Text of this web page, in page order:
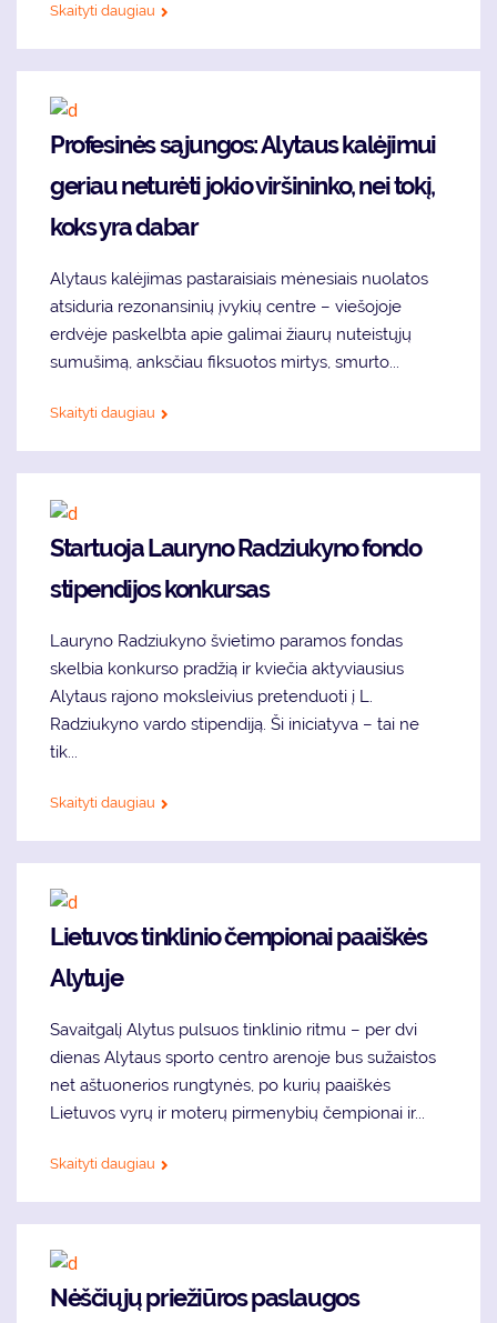
Skaityti daugiau
Profesinės sąjungos: Alytaus kalėjimui
geriau neturėti jokio viršininko, nei tokį,
koks yra dabar
Alytaus kalėjimas pastaraisiais mėnesiais nuolatos
atsiduria rezonansinių įvykių centre – viešojoje
erdvėje paskelbta apie galimai žiaurų nuteistųjų
sumušimą, anksčiau fiksuotos mirtys, smurto...
Skaityti daugiau
Startuoja Lauryno Radziukyno fondo
stipendijos konkursas
Lauryno Radziukyno švietimo paramos fondas
skelbia konkurso pradžią ir kviečia aktyviausius
Alytaus rajono moksleivius pretenduoti į L.
Radziukyno vardo stipendiją. Ši iniciatyva – tai ne
tik...
Skaityti daugiau
Lietuvos tinklinio čempionai paaiškės
Alytuje
Savaitgalį Alytus pulsuos tinklinio ritmu – per dvi
dienas Alytaus sporto centro arenoje bus sužaistos
net aštuonerios rungtynės, po kurių paaiškės
Lietuvos vyrų ir moterų pirmenybių čempionai ir...
Skaityti daugiau
Nėščiųjų priežiūros paslaugos